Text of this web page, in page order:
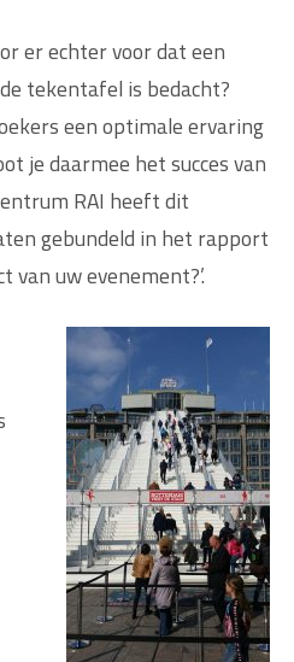
er echter voor dat een
tekentafel is bedacht?
een optimale ervaring
je daarmee het succes van
RAI heeft dit
gebundeld in het rapport
van uw evenement?’.